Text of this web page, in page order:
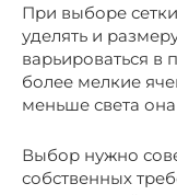
При выборе
уделять и
варьироваться в
более мелкие
меньше света
Выбор нужно
собственных